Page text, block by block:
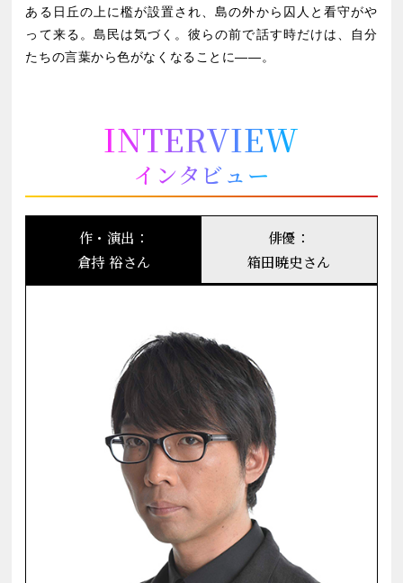
ある日丘の上に檻が設置され、島の外から囚人と看守がや
って来る。島民は気づく。彼らの前で話す時だけは、自分
たちの言葉から色がなくなることに――。
INTERVIEW
インタビュー
作・演出：
倉持 裕さん
俳優：
箱田暁史さん